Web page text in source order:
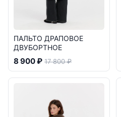
ПАЛЬТО ДРАПОВОЕ
ДВУБОРТНОЕ
8 900 ₽ 17 800 ₽